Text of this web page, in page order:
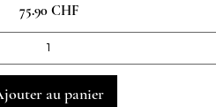
Prix
75.90 CHF
au panier